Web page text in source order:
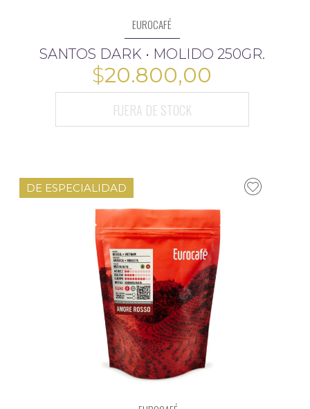
EUROCAFÉ
SANTOS DARK • MOLIDO 250GR.
$20.800,00
FUERA DE STOCK
DE ESPECIALIDAD